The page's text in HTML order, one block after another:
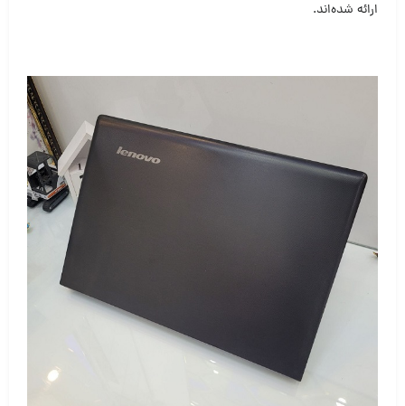
ارائه شده‌اند.